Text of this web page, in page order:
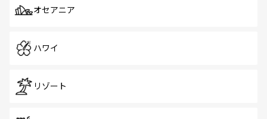
オセアニア
ハワイ
リゾート